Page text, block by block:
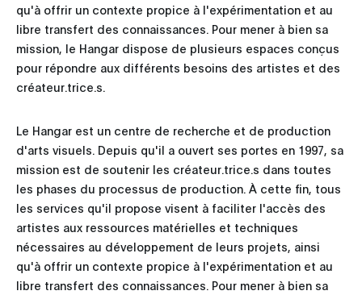
qu'à offrir un contexte propice à l'expérimentation et au
libre transfert des connaissances. Pour mener à bien sa
mission, le Hangar dispose de plusieurs espaces conçus
pour répondre aux différents besoins des artistes et des
créateur.trice.s.
Le Hangar est un centre de recherche et de production
d'arts visuels. Depuis qu'il a ouvert ses portes en 1997, sa
mission est de soutenir les créateur.trice.s dans toutes
les phases du processus de production. À cette fin, tous
les services qu'il propose visent à faciliter l'accès des
artistes aux ressources matérielles et techniques
nécessaires au développement de leurs projets, ainsi
qu'à offrir un contexte propice à l'expérimentation et au
libre transfert des connaissances. Pour mener à bien sa